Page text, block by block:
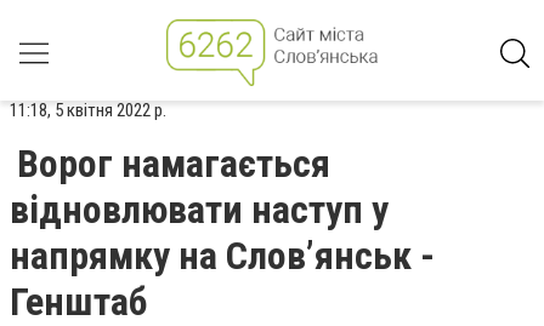
11:18, 5 квітня 2022 р.
Ворог намагається
відновлювати наступ у
напрямку на Слов’янськ -
Генштаб